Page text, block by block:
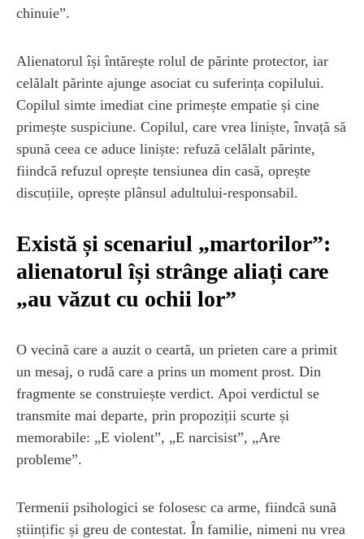
chinuie”.
Alienatorul își întărește rolul de părinte protector, iar
celălalt părinte ajunge asociat cu suferința copilului.
Copilul simte imediat cine primește empatie și cine
primește suspiciune. Copilul, care vrea liniște, învață să
spună ceea ce aduce liniște: refuză celălalt părinte,
fiindcă refuzul oprește tensiunea din casă, oprește
discuțiile, oprește plânsul adultului-responsabil.
Există și scenariul „martorilor”:
alienatorul își strânge aliați care
„au văzut cu ochii lor”
O vecină care a auzit o ceartă, un prieten care a primit
un mesaj, o rudă care a prins un moment prost. Din
fragmente se construiește verdict. Apoi verdictul se
transmite mai departe, prin propoziții scurte și
memorabile: „E violent”, „E narcisist”, „Are
probleme”.
Termenii psihologici se folosesc ca arme, fiindcă sună
științific și greu de contestat. În familie, nimeni nu vrea